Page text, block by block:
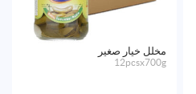
مخلل خيار صغير
12pcsx700g